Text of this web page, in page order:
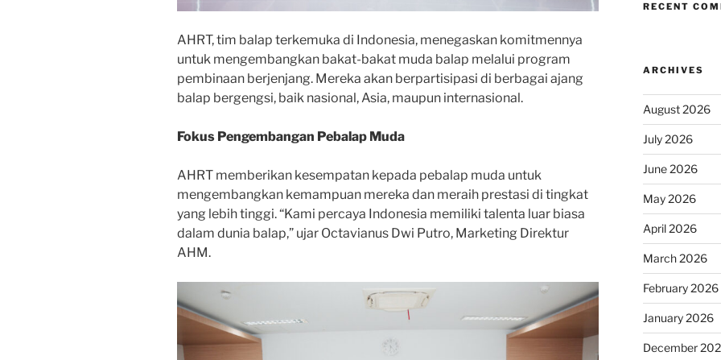
AHRT, tim balap terkemuka di Indonesia, menegaskan komitmennya
untuk mengembangkan bakat-bakat muda balap melalui program
pembinaan berjenjang. Mereka akan berpartisipasi di berbagai ajang
balap bergengsi, baik nasional, Asia, maupun internasional.
Fokus Pengembangan Pebalap Muda
AHRT memberikan kesempatan kepada pebalap muda untuk
mengembangkan kemampuan mereka dan meraih prestasi di tingkat
yang lebih tinggi. “Kami percaya Indonesia memiliki talenta luar biasa
dalam dunia balap,” ujar Octavianus Dwi Putro, Marketing Direktur
AHM.
RECENT
ARCHIVES
August 2026
July 2026
June 2026
May 2026
April 2026
March 2026
February 2026
January 2026
December